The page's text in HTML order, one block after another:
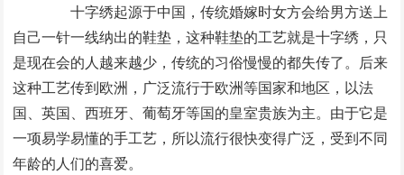
十字绣起源于中国，传统婚嫁时女方会给男方送上
自己一针一线纳出的鞋垫，这种鞋垫的工艺就是十字绣，只
是现在会的人越来越少，传统的习俗慢慢的都失传了。后来
这种工艺传到欧洲，广泛流行于欧洲等国家和地区，以法
国、英国、西班牙、葡萄牙等国的皇室贵族为主。由于它是
一项易学易懂的手工艺，所以流行很快变得广泛，受到不同
年龄的人们的喜爱。